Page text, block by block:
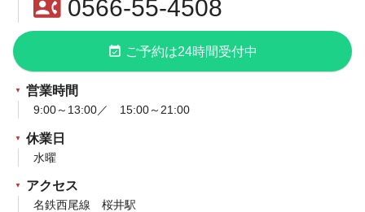
contact_phone0566-55-4508
event_available ご予約は24時間受付中
営業時間
9:00～13:00／ 15:00～21:00
休業日
水曜
アクセス
名鉄西尾線 桜井駅